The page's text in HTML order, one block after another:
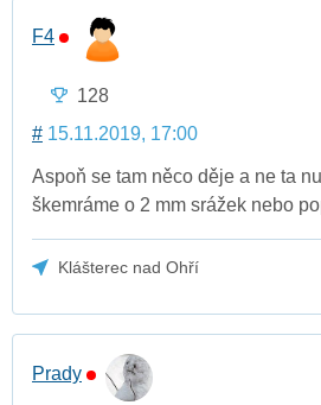
F4
128
# 15.11.2019, 17:00
Aspoň se tam něco děje a ne ta
škemráme o 2 mm srážek nebo
Klášterec nad Ohří
Prady